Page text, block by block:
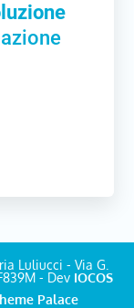
Luliucci - Via G.
- Dev IOCOS
Palace